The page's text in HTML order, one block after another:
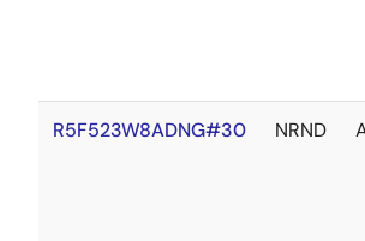
R5F523W8ADNG#30 NRND